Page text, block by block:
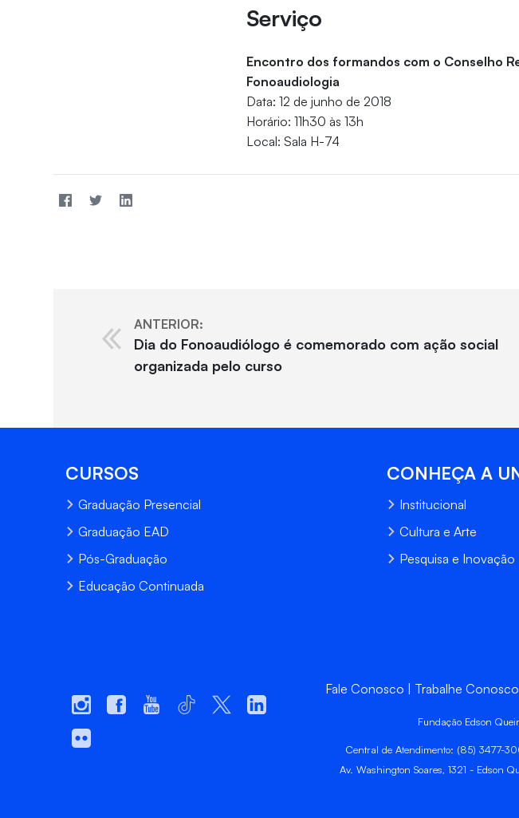
Serviço
Encontro dos formandos com o Conselho
Fonoaudiologia
Data: 12 de junho de 2018
Horário: 11h30 às 13h
Local: Sala H-74
ANTERIOR:
Dia do Fonoaudiólogo é comemorado com ação social
organizada pelo curso
CURSOS
Graduação Presencial
Graduação EAD
Pós-Graduação
Educação Continuada
CONHEÇA A
Institucional
Cultura e Arte
Pesquisa e Inovação
Fale Conosco Trabalhe Conosco
Fundação Edson
Central de Atendimento: (85)
Av. Washington Soares, 1321 - Edson